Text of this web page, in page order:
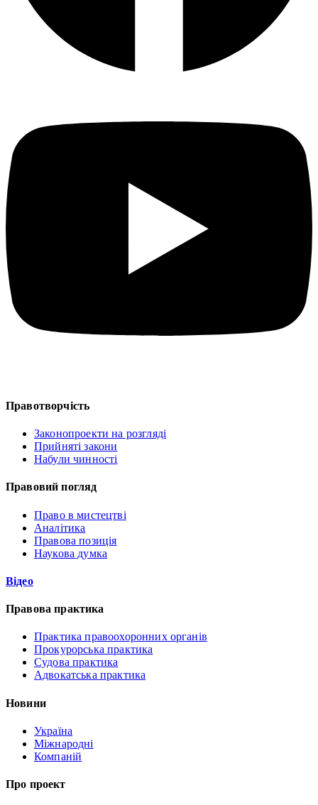
Правотворчість
Законопроекти на розгляді
Прийняті закони
Набули чинності
Правовий погляд
Право в мистецтві
Аналітика
Правова позиція
Наукова думка
Відео
Правова практика
Практика правоохоронних органів
Прокурорська практика
Судова практика
Адвокатська практика
Новини
Україна
Міжнародні
Компаній
Про проект